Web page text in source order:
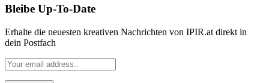
Bleibe Up-To-Date
Erhalte die neuesten kreativen Nachrichten von IPIR.at direkt in
dein Postfach